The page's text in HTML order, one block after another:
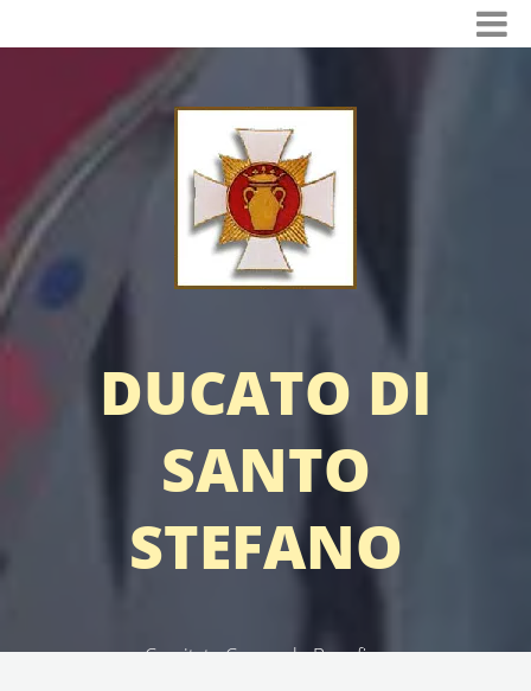
DUCATO DI
SANTO
STEFANO
Comitato Carnevale Benefico